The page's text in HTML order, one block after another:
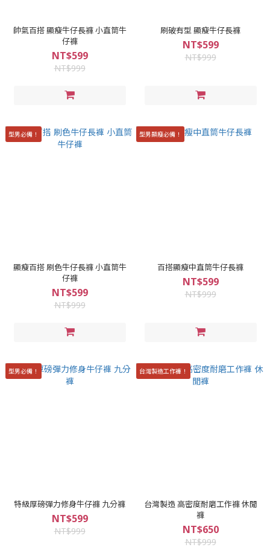
帥氣百搭 顯瘦牛仔長褲 小直筒牛
仔褲
NT$599
NT$999
刷破有型 顯瘦牛仔長褲
NT$599
NT$999
型男必備！
顯瘦百搭 刷色牛仔長褲 小直筒牛
仔褲
NT$599
NT$999
型男顯瘦必備！
百搭顯瘦中直筒牛仔長褲
NT$599
NT$999
型男必備！
特級厚磅彈力修身牛仔褲 九分褲
NT$599
NT$999
台灣製造工作褲！
台灣製造 高密度耐磨工作褲 休閒
褲
NT$650
NT$999